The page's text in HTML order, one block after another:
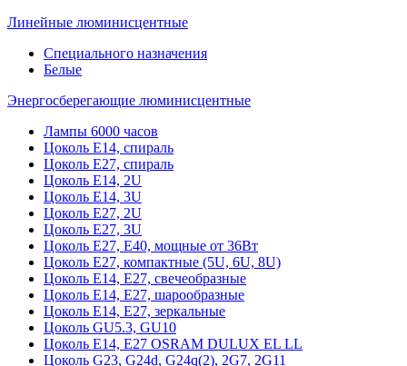
Линейные люминисцентные
Специального назначения
Белые
Энергосберегающие люминисцентные
Лампы 6000 часов
Цоколь Е14, спираль
Цоколь Е27, спираль
Цоколь Е14, 2U
Цоколь Е14, 3U
Цоколь Е27, 2U
Цоколь Е27, 3U
Цоколь Е27, Е40, мощные от 36Вт
Цоколь Е27, компактные (5U, 6U, 8U)
Цоколь Е14, Е27, свечеобразные
Цоколь Е14, Е27, шарообразные
Цоколь Е14, Е27, зеркальные
Цоколь GU5.3, GU10
Цоколь Е14, Е27 OSRAM DULUX EL LL
Цоколь G23, G24d, G24q(2), 2G7, 2G11